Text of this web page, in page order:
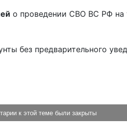
о проведении СВО ВС РФ на
без предварительного
к этой теме были закрыты